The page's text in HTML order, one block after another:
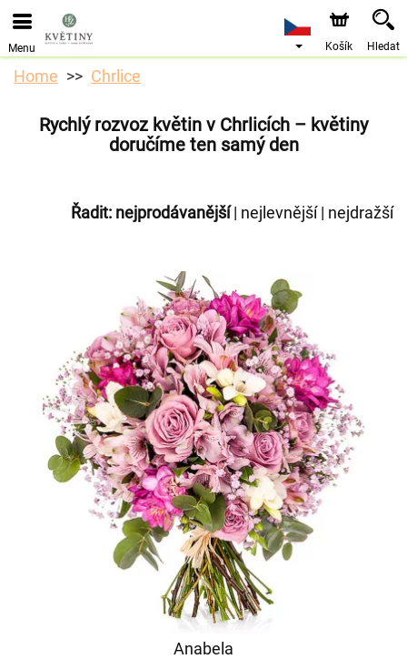
Objednávky přes e-shop přijímáme. Nejbližší možné
doručení je od 10.8.2026 z důvodu dovolené.
Menu Košík Hledat
Home Chrlice
Rychlý rozvoz květin v Chrlicích – květiny
doručíme ten samý den
Řadit: nejprodávanější| nejlevnější| nejdražší
Anabela